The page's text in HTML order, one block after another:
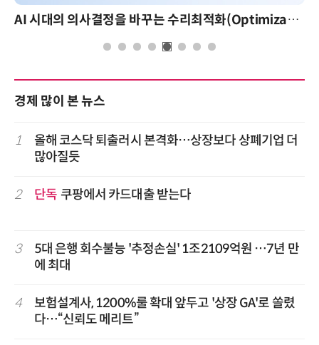
AI 시대의 의사결정을 바꾸는 수리최적화(Optimization): 실제 산업 적용 사례와 활용 전략
경제 많이 본 뉴스
1
올해 코스닥 퇴출러시 본격화…상장보다 상폐기업 더
많아질듯
2 단독 쿠팡에서 카드대출 받는다
3
5대 은행 회수불능 '추정손실' 1조2109억원 …7년 만
에 최대
4
보험설계사, 1200%룰 확대 앞두고 '상장 GA'로 쏠렸
다…“신뢰도 메리트”